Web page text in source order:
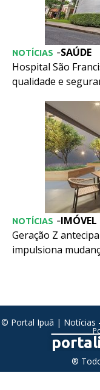
SAÚDE
NOTÍCIAS -
Hospital São
qualidade e
IMÓVEL
NOTÍCIAS -
Geração Z
impulsiona
© Portal Ipuã | Notícias
®